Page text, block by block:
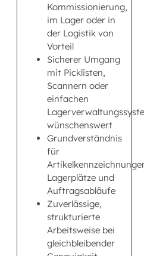
Kommissionierung,
im Lager oder in
der Logistik von
Vorteil
Sicherer Umgang
mit Picklisten,
Scannern oder
einfachen
wünschenswert
Grundverständnis
für
Lagerplätze und
Auftragsabläufe
Zuverlässige,
strukturierte
Arbeitsweise bei
gleichbleibender